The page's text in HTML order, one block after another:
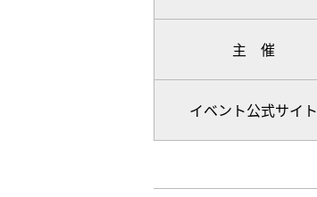
主 催
イベント公式サイト